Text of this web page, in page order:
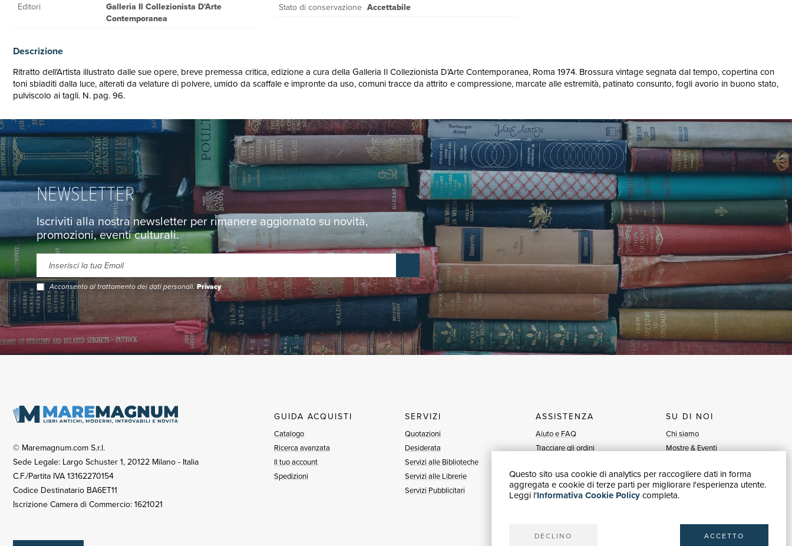
Questo sito usa cookie di analytics per raccogliere dati in forma
aggregata e cookie di terze parti per migliorare l'esperienza utente.
Leggi l'Informativa Cookie Policycompleta.
DECLINO ACCETTO
Editori
Galleria Il Collezionista D'Arte
Contemporanea
Stato di conservazione Accettabile
Descrizione
Ritratto dell'Artista illustrato dalle sue opere, breve premessa critica, edizione a cura della Galleria Il Collezionista D'Arte Contemporanea, Roma 1974. Brossura vintage segnata dal tempo, copertina con
toni sbiaditi dalla luce, alterati da velature di polvere, umido da scaffale e impronte da uso, comuni tracce da attrito e compressione, marcate alle estremità, patinato consunto, fogli avorio in buono stato,
pulviscolo ai tagli. N. pag. 96.
NEWSLETTER
Iscriviti alla nostra newsletter per rimanere aggiornato su novità,
promozioni, eventi culturali.
Acconsento al trattamento dei dati personali.Privacy
© Maremagnum.com S.r.l.
Sede Legale: Largo Schuster 1, 20122 Milano - Italia
C.F./Partita IVA 13162270154
Codice Destinatario BA6ET11
Iscrizione Camera di Commercio: 1621021
GUIDA ACQUISTI
Catalogo
Ricerca avanzata
Il tuo account
Spedizioni
SERVIZI
Quotazioni
Desiderata
Servizi alle Biblioteche
Servizi alle Librerie
Servizi Pubblicitari
ASSISTENZA
Aiuto e FAQ
Tracciare gli ordini
Fatturazione
Carta del Docente / 18App
SU DI NOI
Chi siamo
Mostre & Eventi
Blog
Vendi con noi